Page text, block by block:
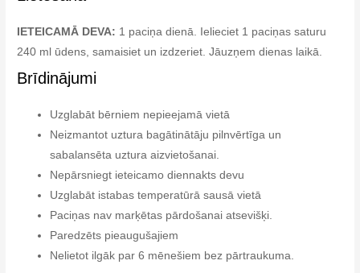
IETEICAMĀ DEVA: 1 paciņa dienā. Ielieciet 1 paciņas saturu
240 ml ūdens, samaisiet un izdzeriet. Jāuzņem dienas laikā.
Brīdinājumi
Uzglabāt bērniem nepieejamā vietā
Neizmantot uztura bagātinātāju pilnvērtīga un
sabalansēta uztura aizvietošanai.
Nepārsniegt ieteicamo diennakts devu
Uzglabāt istabas temperatūrā sausā vietā
Paciņas nav marķētas pārdošanai atsevišķi.
Paredzēts pieaugušajiem
Nelietot ilgāk par 6 mēnešiem bez pārtraukuma.